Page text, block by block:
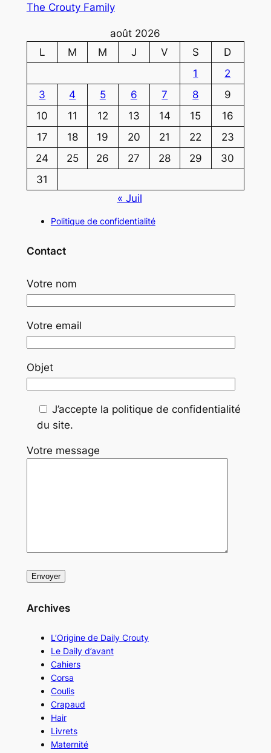
The Crouty Family
août 2026
L
M M J V S
D
1
2
3
4 5 6 7 8
9
10
11 12 13 14 15
16
17
18 19 20 21 22
23
24
25 26 27 28 29
30
31
« Juil
Politique de confidentialité
Contact
Votre nom
Votre email
Objet
J’accepte la politique de confidentialité
du site.
Votre message
Archives
L’Origine de Daily Crouty
Le Daily d’avant
Cahiers
Corsa
Coulis
Crapaud
Hair
Livrets
Maternité